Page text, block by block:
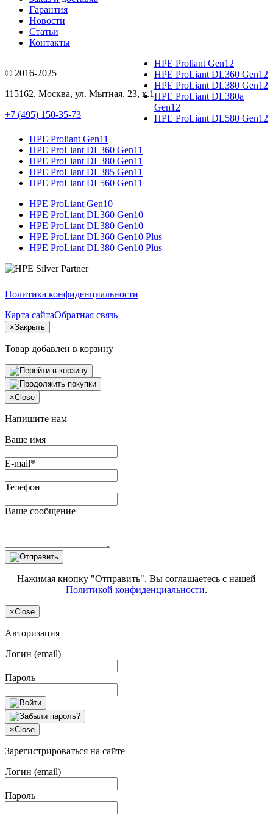
Гарантия
Новости
Статьи
Контакты
© 2016-2025
115162, Москва, ул. Мытная, 23, к.1
+7 (495) 150-35-73
HPE Proliant Gen12
HPE ProLiant DL360 Gen12
HPE ProLiant DL380 Gen12
HPE ProLiant DL380a
Gen12
HPE ProLiant DL580 Gen12
HPE Proliant Gen11
HPE ProLiant DL360 Gen11
HPE ProLiant DL380 Gen11
HPE ProLiant DL385 Gen11
HPE ProLiant DL560 Gen11
HPE ProLiant Gen10
HPE ProLiant DL360 Gen10
HPE ProLiant DL380 Gen10
HPE ProLiant DL360 Gen10 Plus
HPE ProLiant DL380 Gen10 Plus
Политика конфиденциальности
Карта сайтаОбратная связь
×Закрыть
Товар добавлен в корзину
×Close
Напишите нам
Ваше имя
E-mail*
Телефон
Ваше сообщение
Нажимая кнопку "Отправить", Вы соглашаетесь с нашей
Политикой конфиденциальности.
×Close
Авторизация
Логин (email)
Пароль
×Close
Зарегистрироваться на сайте
Логин (email)
Пароль